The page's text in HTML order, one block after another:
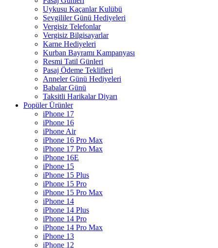
Uykusu Kaçanlar Kulübü
Sevgililer Günü Hediyeleri
Vergisiz Telefonlar
Vergisiz Bilgisayarlar
Karne Hediyeleri
Kurban Bayramı Kampanyası
Resmi Tatil Günleri
Pasaj Ödeme Teklifleri
Anneler Günü Hediyeleri
Babalar Günü
Taksitli Harikalar Diyarı
Popüler Ürünler
iPhone 17
iPhone 16
iPhone Air
iPhone 16 Pro Max
iPhone 17 Pro Max
iPhone 16E
iPhone 15
iPhone 15 Plus
iPhone 15 Pro
iPhone 15 Pro Max
iPhone 14
iPhone 14 Plus
iPhone 14 Pro
iPhone 14 Pro Max
iPhone 13
iPhone 12